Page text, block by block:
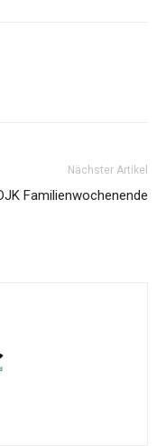
Nächster Artikel
Familienwochenende